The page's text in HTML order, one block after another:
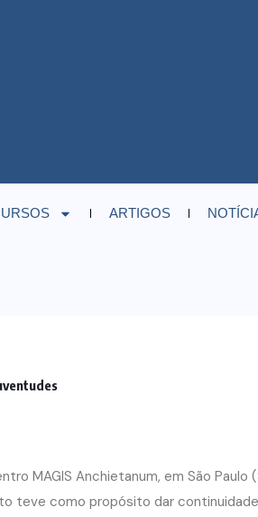
ARTIGOS
MAGIS Anchietanum, em São Paulo
teve como propósito dar